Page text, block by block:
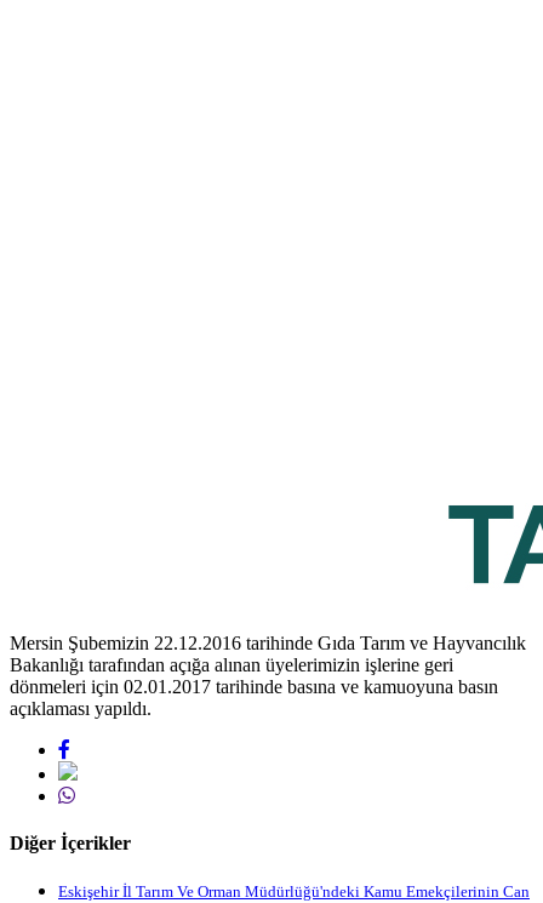
Mersin Şubemizin 22.12.2016 tarihinde Gıda Tarım ve Hayvancılık
Bakanlığı tarafından açığa alınan üyelerimizin işlerine geri
dönmeleri için 02.01.2017 tarihinde basına ve kamuoyuna basın
açıklaması yapıldı.
Diğer İçerikler
Eskişehir İl Tarım Ve Orman Müdürlüğü'ndeki Kamu Emekçilerinin Can